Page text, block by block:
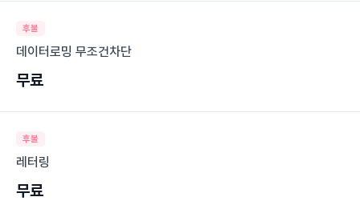
후불
데이터로밍 무조건차단
무료
후불
레터링
무료